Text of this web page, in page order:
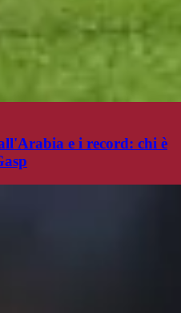
e i record: chi è